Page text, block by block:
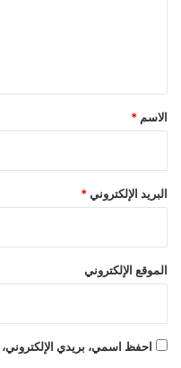
*
الاسم *
البريد الإلكتروني *
الموقع الإلكتروني
احفظ اسمي، بريدي